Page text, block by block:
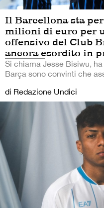
Il Barcellona sta
milioni di euro per
offensivo del Club
ancora esordito in
Si chiama Jesse Bisiwu,
Barça sono convinti che
di Redazione Undici